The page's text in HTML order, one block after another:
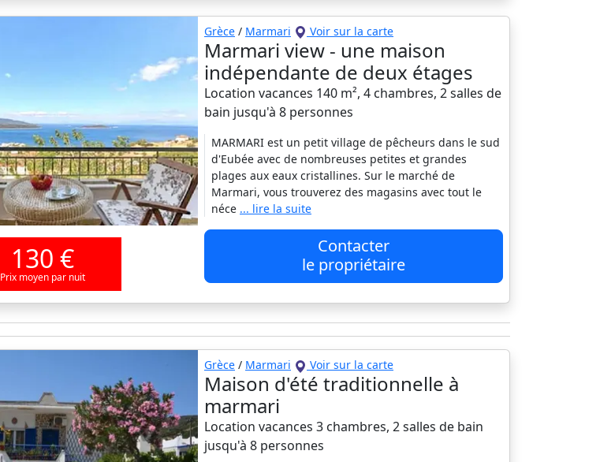
130 €
Prix moyen par nuit
Grèce / Marmari Voir sur la carte
Marmari view - une maison
indépendante de deux étages
Location vacances 140 m², 4 chambres, 2 salles de
bain jusqu'à 8 personnes
MARMARI est un petit village de pêcheurs dans le sud
d'Eubée avec de nombreuses petites et grandes
plages aux eaux cristallines. Sur le marché de
Marmari, vous trouverez des magasins avec tout le
néce ... lire la suite
Contacter
le propriétaire
Grèce / Marmari Voir sur la carte
Maison d'été traditionnelle à
marmari
Location vacances 3 chambres, 2 salles de bain
jusqu'à 8 personnes